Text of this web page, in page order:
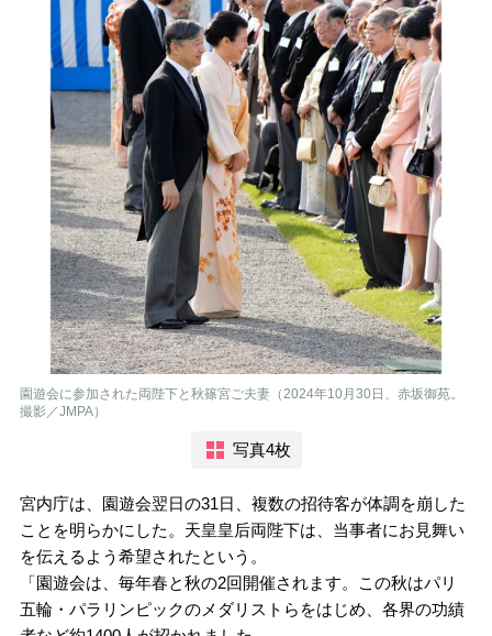
園遊会に参加された両陛下と秋篠宮ご夫妻（2024年10月30日、赤坂御苑。
撮影／JMPA）
写真4枚
宮内庁は、園遊会翌日の31日、複数の招待客が体調を崩した
ことを明らかにした。天皇皇后両陛下は、当事者にお見舞い
を伝えるよう希望されたという。
「園遊会は、毎年春と秋の2回開催されます。この秋はパリ
五輪・パラリンピックのメダリストらをはじめ、各界の功績